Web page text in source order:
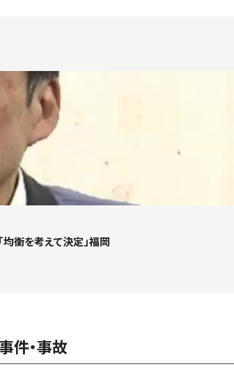
衡を考えて決定」福岡
件・事故